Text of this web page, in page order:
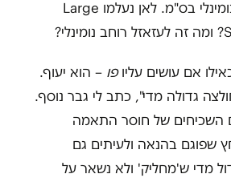
קשקוש על רוחב נומינלי בס"מ. לאן נעלמו Large
אם עושים עליופו – הוא יעוף.
גדולה מדי", כתב לי גבר נוסף.
השכיחים של חוסר התאמה
שפוגם בהנאה ולעיתים גם
מדי ש'מחליק' ולא נשאר על